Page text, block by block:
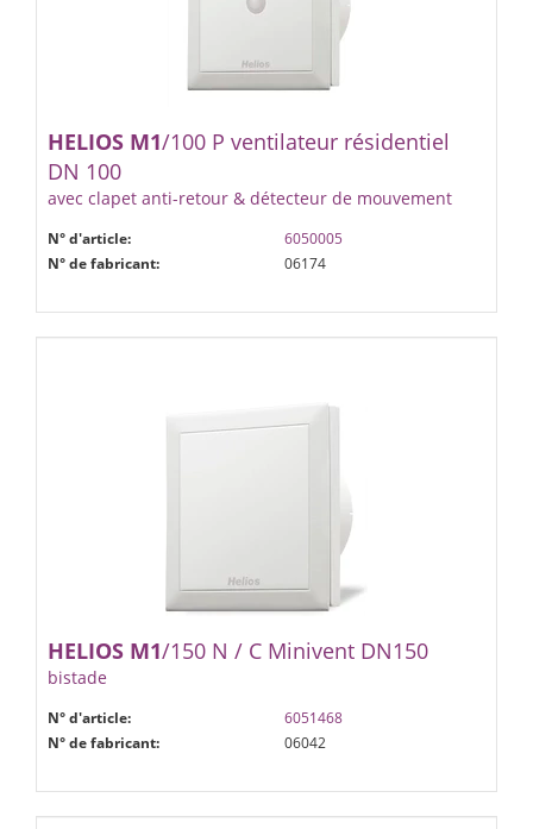
HELIOS M1/100 P ventilateur résidentiel
DN 100
avec clapet anti-retour & détecteur de mouvement
N° d'article:
6050005
N° de fabricant:
06174
HELIOS M1/150 N / C Minivent DN150
bistade
N° d'article:
6051468
N° de fabricant:
06042